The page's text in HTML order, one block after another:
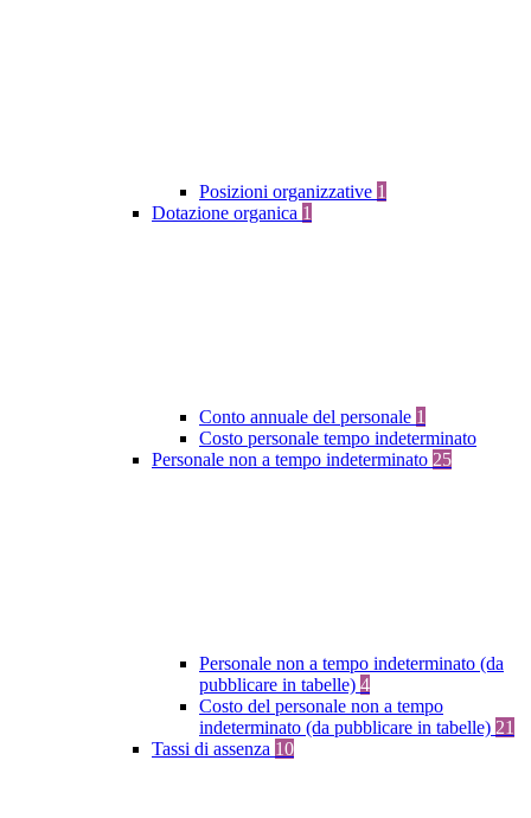
Posizioni organizzative 1
Dotazione organica 1
Conto annuale del personale 1
Costo personale tempo indeterminato
Personale non a tempo indeterminato 25
Personale non a tempo indeterminato (da
pubblicare in tabelle) 4
Costo del personale non a tempo
indeterminato (da pubblicare in tabelle) 21
Tassi di assenza 10